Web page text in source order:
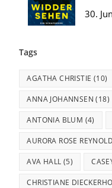
30.
Tags
AGATHA CHRISTIE (10)
ANNA JOHANNSEN (18)
ANTONIA BLUM (4)
AURORA ROSE
AVA HALL (5)
CHRISTIANE